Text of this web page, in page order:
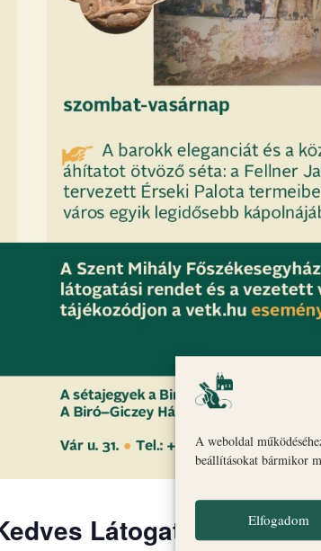
A weboldal
beállításokat bármikor
Elfogadom
Látogatók!